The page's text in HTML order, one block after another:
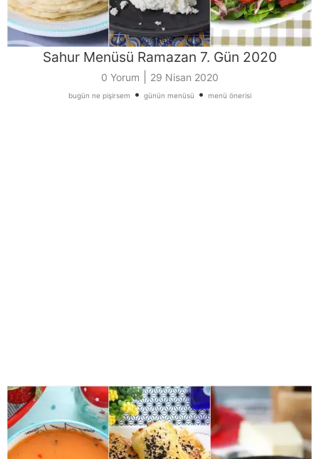
Sahur Menüsü Ramazan 7. Gün 2020
0 Yorum 29 Nisan 2020
bugün ne pişirsem • günün menüsü • menü önerisi